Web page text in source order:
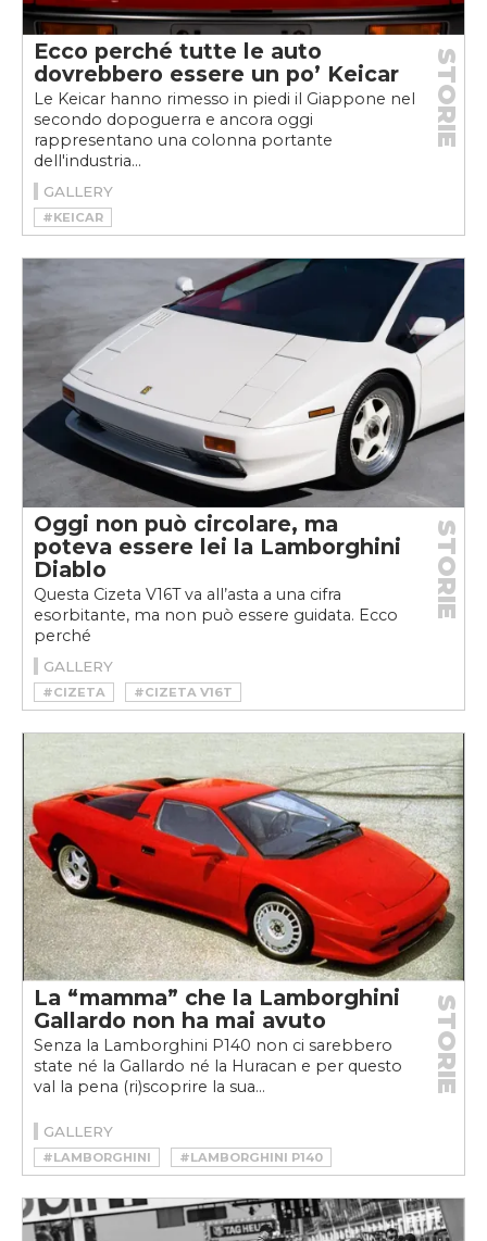
Ecco perché tutte le auto
dovrebbero essere un po’ Keicar
Le Keicar hanno rimesso in piedi il Giappone nel
secondo dopoguerra e ancora oggi
rappresentano una colonna portante
dell'industria...
STORIE
GALLERY
#KEICAR
Oggi non può circolare, ma
poteva essere lei la Lamborghini
Diablo
Questa Cizeta V16T va all’asta a una cifra
esorbitante, ma non può essere guidata. Ecco
perché
STORIE
GALLERY
#CIZETA
#CIZETA V16T
#CIZETA-MORODER V16T
La “mamma” che la Lamborghini
Gallardo non ha mai avuto
Senza la Lamborghini P140 non ci sarebbero
state né la Gallardo né la Huracan e per questo
val la pena (ri)scoprire la sua...
STORIE
GALLERY
#LAMBORGHINI #LAMBORGHINI P140